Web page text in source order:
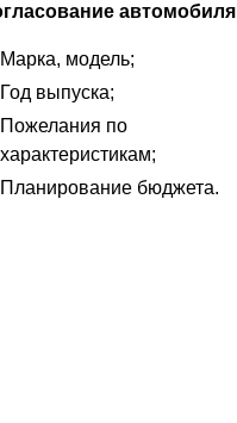
автомобиля
Марка, модель;
Год выпуска;
Пожелания по
характеристикам;
Планирование бюджета.